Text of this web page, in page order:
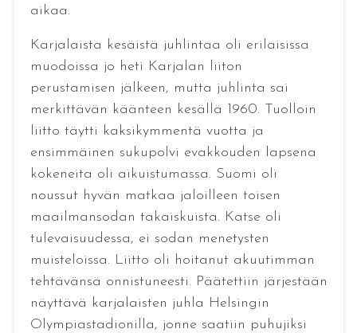
aikaa.
Karjalaista kesäistä juhlintaa oli erilaisissa
muodoissa jo heti Karjalan liiton
perustamisen jälkeen, mutta juhlinta sai
merkittävän käänteen kesällä 1960. Tuolloin
liitto täytti kaksikymmentä vuotta ja
ensimmäinen sukupolvi evakkouden lapsena
kokeneita oli aikuistumassa. Suomi oli
noussut hyvän matkaa jaloilleen toisen
maailmansodan takaiskuista. Katse oli
tulevaisuudessa, ei sodan menetysten
muisteloissa. Liitto oli hoitanut akuutimman
tehtävänsä onnistuneesti. Päätettiin järjestään
näyttävä karjalaisten juhla Helsingin
Olympiastadionilla, jonne saatiin puhujiksi